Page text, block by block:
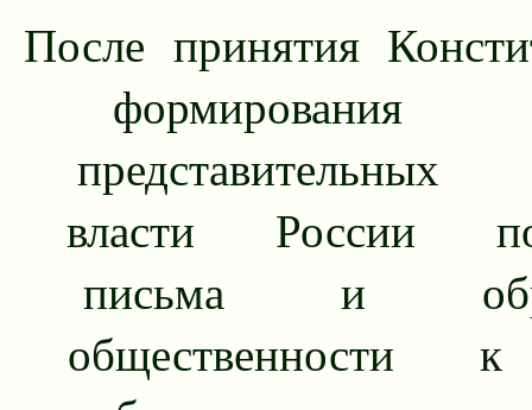
После принятия
формирования
представи­тельных
власти России
письма и
общественности